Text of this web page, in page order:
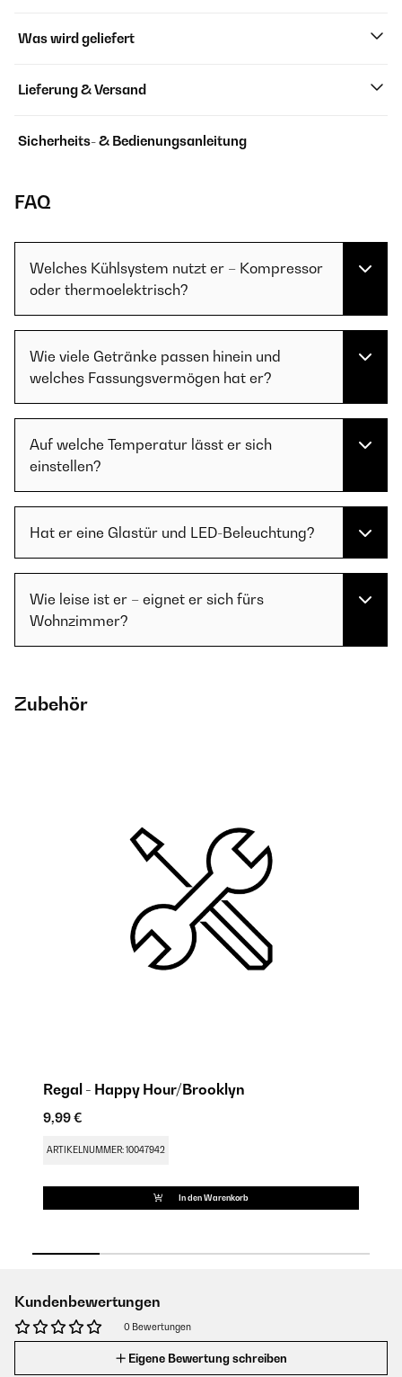
Was wird geliefert
Lieferung & Versand
Sicherheits- & Bedienungsanleitung
FAQ
Welches Kühlsystem nutzt er – Kompressor
oder thermoelektrisch?
Wie viele Getränke passen hinein und
welches Fassungsvermögen hat er?
Auf welche Temperatur lässt er sich
einstellen?
Hat er eine Glastür und LED-Beleuchtung?
Wie leise ist er – eignet er sich fürs
Wohnzimmer?
Zubehör
Regal - Happy Hour/Brooklyn
9,99 €
ARTIKELNUMMER: 10047942
In den Warenkorb
Kundenbewertungen
0 Bewertungen
Eigene Bewertung schreiben